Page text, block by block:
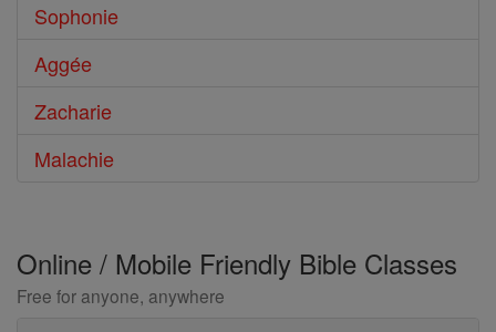
Sophonie
Aggée
Zacharie
Malachie
Online / Mobile Friendly Bible Classes
Free for anyone, anywhere